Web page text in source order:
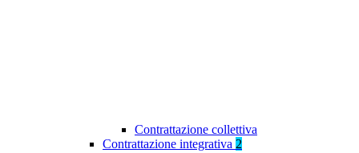
Contrattazione collettiva
Contrattazione integrativa 2